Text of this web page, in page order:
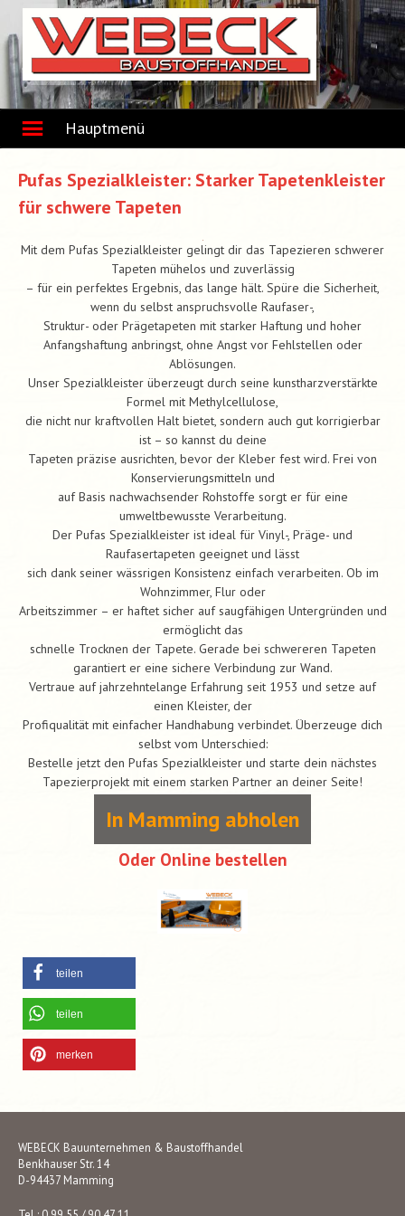
content
Hauptmenü
Pufas Spezialkleister: Starker Tapetenkleister
für schwere Tapeten
Mit dem Pufas Spezialkleister gelingt dir das Tapezieren schwerer
Tapeten mühelos und zuverlässig
– für ein perfektes Ergebnis, das lange hält. Spüre die Sicherheit,
wenn du selbst anspruchsvolle Raufaser-,
Struktur- oder Prägetapeten mit starker Haftung und hoher
Anfangshaftung anbringst, ohne Angst vor Fehlstellen oder
Ablösungen.
Unser Spezialkleister überzeugt durch seine kunstharzverstärkte
Formel mit Methylcellulose,
die nicht nur kraftvollen Halt bietet, sondern auch gut korrigierbar
ist – so kannst du deine
Tapeten präzise ausrichten, bevor der Kleber fest wird. Frei von
Konservierungsmitteln und
auf Basis nachwachsender Rohstoffe sorgt er für eine
umweltbewusste Verarbeitung.
Der Pufas Spezialkleister ist ideal für Vinyl-, Präge- und
Raufasertapeten geeignet und lässt
sich dank seiner wässrigen Konsistenz einfach verarbeiten. Ob im
Wohnzimmer, Flur oder
Arbeitszimmer – er haftet sicher auf saugfähigen Untergründen und
ermöglicht das
schnelle Trocknen der Tapete. Gerade bei schwereren Tapeten
garantiert er eine sichere Verbindung zur Wand.
Vertraue auf jahrzehntelange Erfahrung seit 1953 und setze auf
einen Kleister, der
Profiqualität mit einfacher Handhabung verbindet. Überzeuge dich
selbst vom Unterschied:
Bestelle jetzt den Pufas Spezialkleister und starte dein nächstes
Tapezierprojekt mit einem starken Partner an deiner Seite!
In Mamming abholen
Oder Online bestellen
teilen
teilen
merken
WEBECK Bauunternehmen & Baustoffhandel
Benkhauser Str. 14
D-94437 Mamming